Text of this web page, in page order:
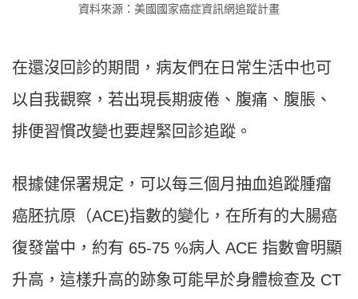
資料來源：美國國家癌症資訊網追蹤計畫
在還沒回診的期間，病友們在日常生活中也可
以自我觀察，若出現長期疲倦、腹痛、腹脹、
排便習慣改變也要趕緊回診追蹤。
根據健保署規定，可以每三個月抽血追蹤腫瘤
癌胚抗原（ACE)指數的變化，在所有的大腸癌
復發當中，約有 65-75 %病人 ACE 指數會明顯
升高，這樣升高的跡象可能早於身體檢查及 CT